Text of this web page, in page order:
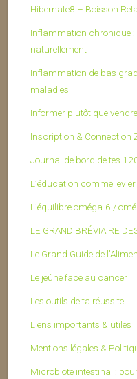
Hibernate8 – Boisson
Inflammation chronique
naturellement
Inflammation de bas
maladies
Informer plutôt que
Inscription & Connection
Journal de bord de tes
L’éducation comme
L’équilibre oméga-6 /
LE GRAND BRÉVIAIRE
Le Grand Guide de
Le jeûne face au cancer
Les outils de ta réussite
Liens importants & utiles
Mentions légales &
Microbiote intestinal :